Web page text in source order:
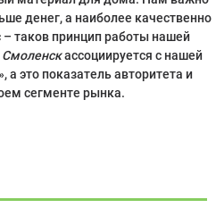
денег, а наиболее качественно
таков принцип работы нашей
Смоленскассоциируется с нашей
это показатель авторитета и
сегменте рынка.